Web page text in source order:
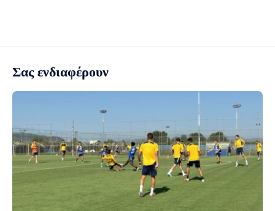
Σας ενδιαφέρουν